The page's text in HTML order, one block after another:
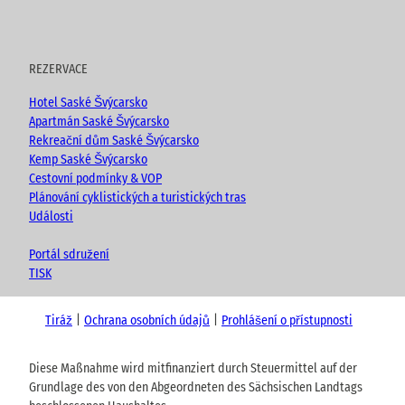
REZERVACE
Hotel Saské Švýcarsko
Apartmán Saské Švýcarsko
Rekreační dům Saské Švýcarsko
Kemp Saské Švýcarsko
Cestovní podmínky & VOP
Plánování cyklistických a turistických tras
Události
Portál sdružení
TISK
Tiráž Ochrana osobních údajů Prohlášení o přístupnosti
Diese Maßnahme wird mitfinanziert durch Steuermittel auf der
Grundlage des von den Abgeordneten des Sächsischen Landtags